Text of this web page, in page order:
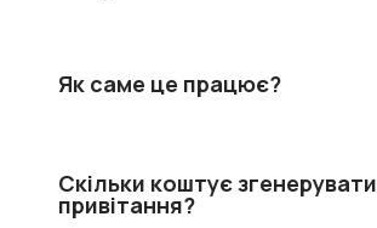
Як саме це працює?
Скільки коштує згенерувати
привітання?